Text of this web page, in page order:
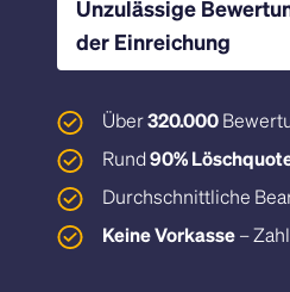
Unterstützung bei der
negativen Online-Bewertungen
Jameda
Unzulässige
der Einreichung
Über320.000
Rund 90%
Durchschnittliche
Keine Vorkasse –